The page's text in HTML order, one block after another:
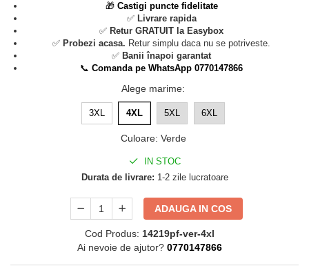
🎁 Castigi puncte fidelitate
✅ Livrare rapida
✅ Retur GRATUIT la Easybox
✅ Probezi acasa. Retur simplu daca nu se potriveste.
✅ Banii înapoi garantat
📞 Comanda pe WhatsApp 0770147866
Alege marime:
3XL 4XL 5XL 6XL
Culoare: Verde
IN STOC
Durata de livrare: 1-2 zile lucratoare
ADAUGA IN COS
Cod Produs: 14219pf-ver-4xl
Ai nevoie de ajutor? 0770147866